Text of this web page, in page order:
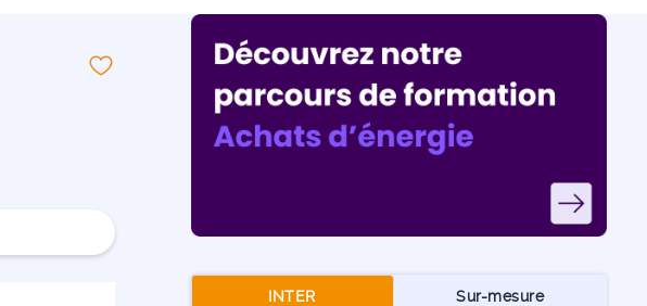
INTER Sur-mesure